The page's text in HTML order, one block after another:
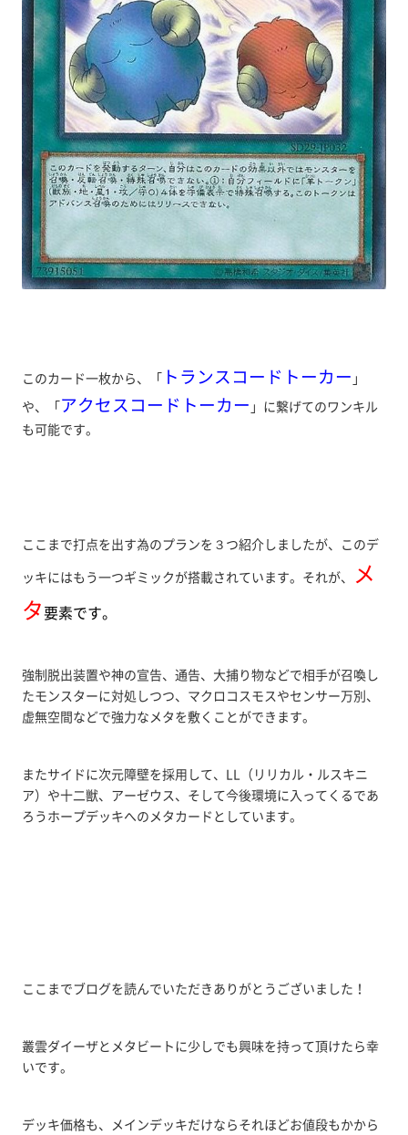
このカード一枚から、「トランスコードトーカー 」
や、「アクセスコードトーカー 」に繋げてのワンキル
も可能です。
ここまで打点を出す為のプランを３つ紹介しましたが、このデ
ッキにはもう一つギミックが搭載されています。それが、
メ
タ要素です。
強制脱出装置や神の宣告、通告、大捕り物などで相手が召喚し
たモンスターに対処しつつ、マクロコスモスやセンサー万別、
虚無空間などで強力なメタを敷くことができます。
またサイドに次元障壁を採用して、LL（リリカル・ルスキニ
ア）や十二獣、アーゼウス、そして今後環境に入ってくるであ
ろうホープデッキへのメタカードとしています。
ここまでブログを読んでいただきありがとうございました！
叢雲ダイーザとメタビートに少しでも興味を持って頂けたら幸
いです。
デッキ価格も、メインデッキだけならそれほどお値段もかから